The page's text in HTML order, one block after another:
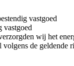
vastgoed
wij het
de